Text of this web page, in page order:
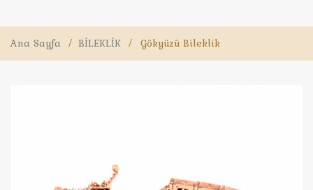
Ana Sayfa / BİLEKLİK / Gökyüzü Bileklik